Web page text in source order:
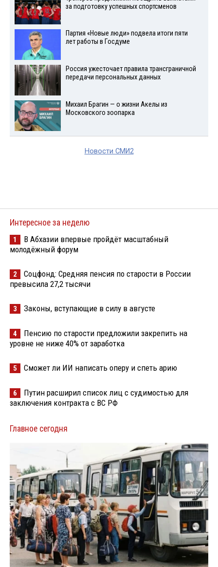
за подготовку успешных спортсменов
Партия «Новые люди» подвела итоги пяти
лет работы в Госдуме
Россия ужесточает правила трансграничной
передачи персональных данных
Михаил Брагин — о жизни Акелы из
Московского зоопарка
Новости СМИ2
Интересное за неделю
1
В Абхазии впервые пройдёт масштабный
молодёжный форум
2
Соцфонд: Средняя пенсия по старости в России
превысила 27,2 тысячи
3 Законы, вступающие в силу в августе
4
Пенсию по старости предложили закрепить на
уровне не ниже 40% от заработка
5 Сможет ли ИИ написать оперу и спеть арию
6
Путин расширил список лиц с судимостью для
заключения контракта с ВС РФ
Главное сегодня